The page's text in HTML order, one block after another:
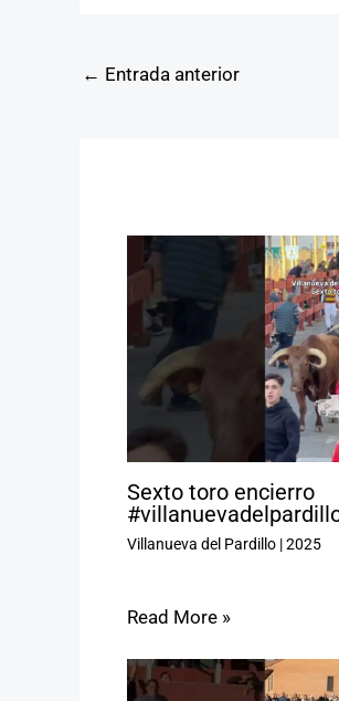
← Entrada anterior
Sexto toro encierro
Villanueva del Pardillo|2025
Read More »